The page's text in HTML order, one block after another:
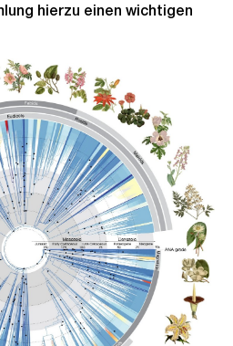
hierzu einen wichtigen